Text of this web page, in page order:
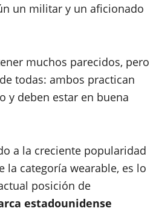
un militar y un aficionado
muchos parecidos, pero
todas: ambos practican
y deben estar en buena
a la creciente popularidad
la categoría wearable, es lo
posición de
estadounidense